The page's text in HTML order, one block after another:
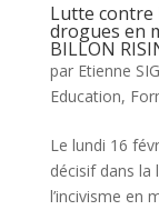
Lutte contre
drogues en
BILLON
par Etienne
Education,
Le lundi 16
décisif dans
l’incivisme en